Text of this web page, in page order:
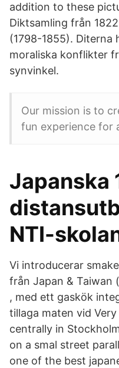
addition to these
Diktsamling från
(1798-1855). Diterna
moraliska konflikter
synvinkel.
Our mission is to
fun experience for
Japanska
NTI-
Vi introducerar
från Japan & Taiwan
, med ett gaskök
tillaga maten vid
centrally in
on a smal street
one of the best